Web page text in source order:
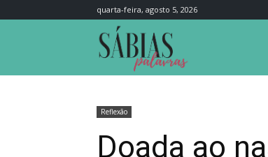
quarta-feira, agosto 5, 2026
Reflexão
Doada ao